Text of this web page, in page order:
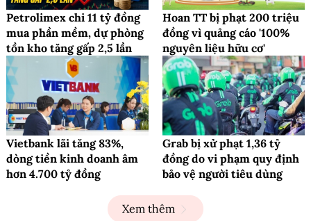
Petrolimex chi 11 tỷ đồng
mua phần mềm, dự phòng
tồn kho tăng gấp 2,5 lần
Hoan TT bị phạt 200 triệu
đồng vì quảng cáo '100%
nguyên liệu hữu cơ'
Vietbank lãi tăng 83%,
dòng tiền kinh doanh âm
hơn 4.700 tỷ đồng
Grab bị xử phạt 1,36 tỷ
đồng do vi phạm quy định
bảo vệ người tiêu dùng
Xem thêm